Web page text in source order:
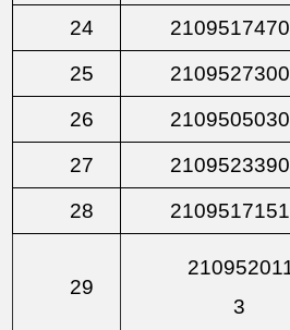
24
25
26
27
28
29
3